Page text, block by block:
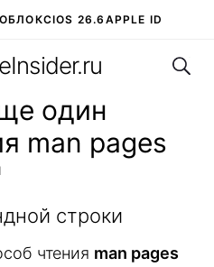
IOS 26.6 APPLE ID
APP STOREOZON БАНК
один
man pages
строки
чтения man pages